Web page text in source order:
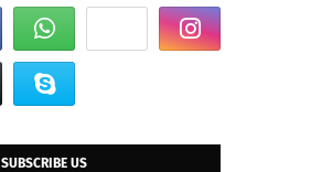
SUBSCRIBE US